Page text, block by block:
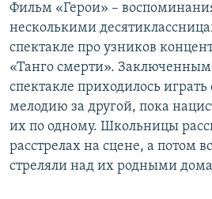
Фильм «Герои» –
несколькими
спектакле про узников
«Танго смерти».
спектакле приходилось играть
мелодию за другой, пока
их по одному. Школьницы
расстрелах на сцене, а потом
стреляли над их родными